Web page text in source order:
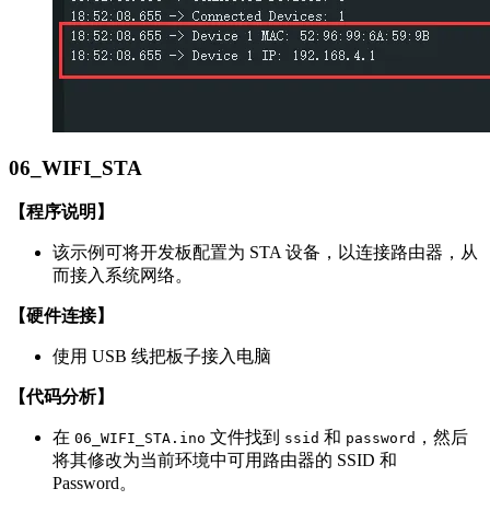
06_WIFI_STA
【程序说明】
该示例可将开发板配置为 STA 设备，以连接路由器，从
而接入系统网络。
【硬件连接】
使用 USB 线把板子接入电脑
【代码分析】
在 06_WIFI_STA.ino 文件找到 ssid 和 password ，然后
将其修改为当前环境中可用路由器的 SSID 和
Password。